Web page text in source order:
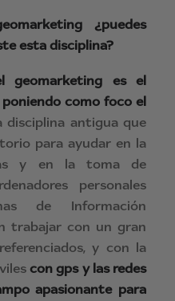
¿puedes
esta disciplina?
geomarketing es el
como foco el
disciplina antigua que
para ayudar en la
y en la toma de
personales
de Información
trabajar con un gran
y con la
con gps y las redes
apasionante para